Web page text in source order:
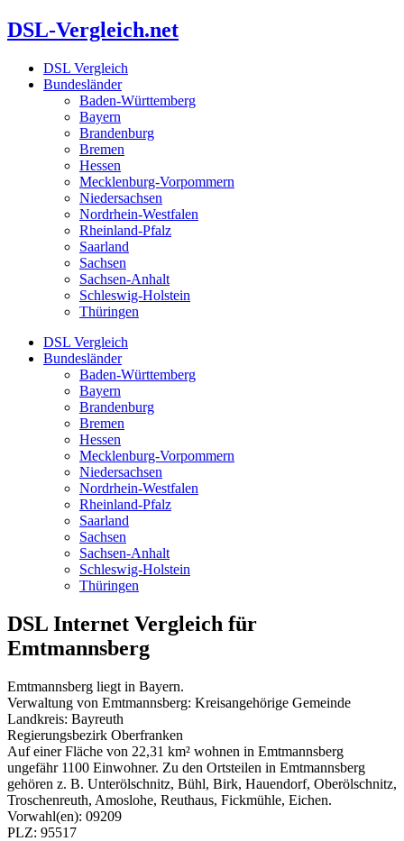
Zum
Inhalt
DSL-Vergleich.net
DSL Vergleich
Bundesländer
Baden-Württemberg
Bayern
Brandenburg
Bremen
Hessen
Mecklenburg-Vorpommern
Niedersachsen
Nordrhein-Westfalen
Rheinland-Pfalz
Saarland
Sachsen
Sachsen-Anhalt
Schleswig-Holstein
Thüringen
DSL Vergleich
Bundesländer
Baden-Württemberg
Bayern
Brandenburg
Bremen
Hessen
Mecklenburg-Vorpommern
Niedersachsen
Nordrhein-Westfalen
Rheinland-Pfalz
Saarland
Sachsen
Sachsen-Anhalt
Schleswig-Holstein
Thüringen
DSL Internet Vergleich für
Emtmannsberg
Emtmannsberg liegt in Bayern.
Verwaltung von Emtmannsberg: Kreisangehörige Gemeinde
Landkreis: Bayreuth
Regierungsbezirk Oberfranken
Auf einer Fläche von 22,31 km² wohnen in Emtmannsberg
ungefähr 1100 Einwohner. Zu den Ortsteilen in Emtmannsberg
gehören z. B. Unterölschnitz, Bühl, Birk, Hauendorf, Oberölschnitz,
Troschenreuth, Amoslohe, Reuthaus, Fickmühle, Eichen.
Vorwahl(en): 09209
PLZ: 95517